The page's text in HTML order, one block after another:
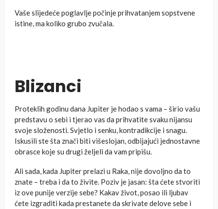
Vaše slijedeće poglavlje počinje prihvatanjem sopstvene
istine, ma koliko grubo zvučala.
Blizanci
Proteklih godinu dana Jupiter je hodao s vama – širio vašu
predstavu o sebi i tjerao vas da prihvatite svaku nijansu
svoje složenosti. Svjetlo i senku, kontradikcije i snagu.
Iskusili ste šta znači biti višeslojan, odbijajući jednostavne
obrasce koje su drugi željeli da vam pripišu.
Ali sada, kada Jupiter prelazi u Raka, nije dovoljno da to
znate – treba i da to živite. Poziv je jasan: šta ćete stvoriti
iz ove punije verzije sebe? Kakav život, posao ili ljubav
ćete izgraditi kada prestanete da skrivate delove sebe i